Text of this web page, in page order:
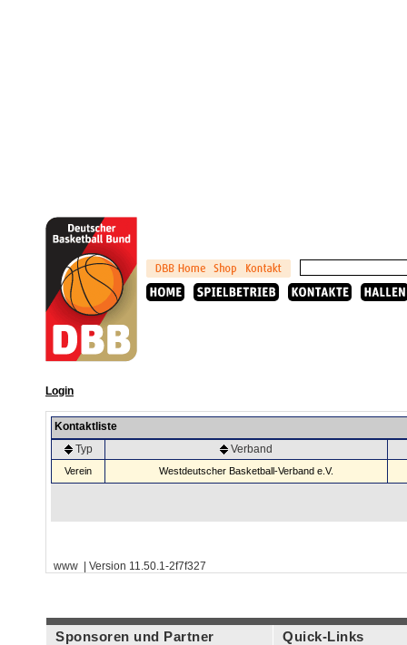
Login
Kontaktliste
Typ
Verband
Verein Westdeutscher Basketball-Verband e.V.
www | Version 11.50.1-2f7f327
Sponsoren und Partner Quick-Links